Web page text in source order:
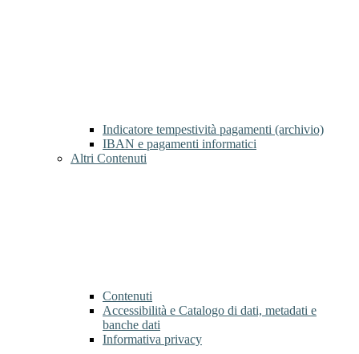
Indicatore tempestività pagamenti (archivio)
IBAN e pagamenti informatici
Altri Contenuti
Contenuti
Accessibilità e Catalogo di dati, metadati e
banche dati
Informativa privacy